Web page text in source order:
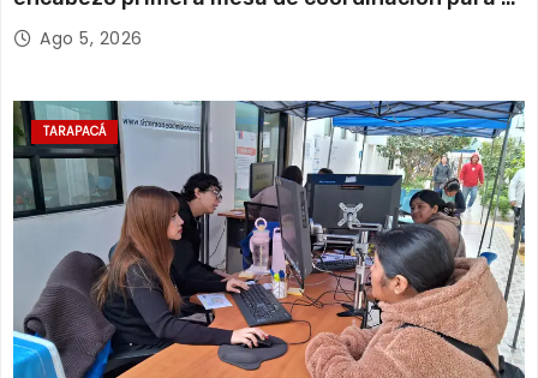
retiro de cables en desuso en Iquique
Ago 5, 2026
TARAPACÁ